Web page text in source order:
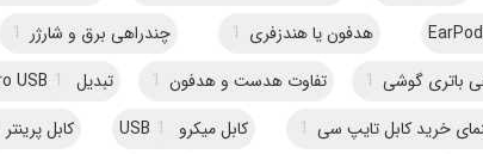
هدفون یا هندزفری 1 چندراهی برق و شارژر 1
باتری گوشی 1 تفاوت هدست و هدفون 1 تبدیل Micro USB 1
خرید کابل تایپ سی 1 کابل میکرو USB 1 کابل پرینتر